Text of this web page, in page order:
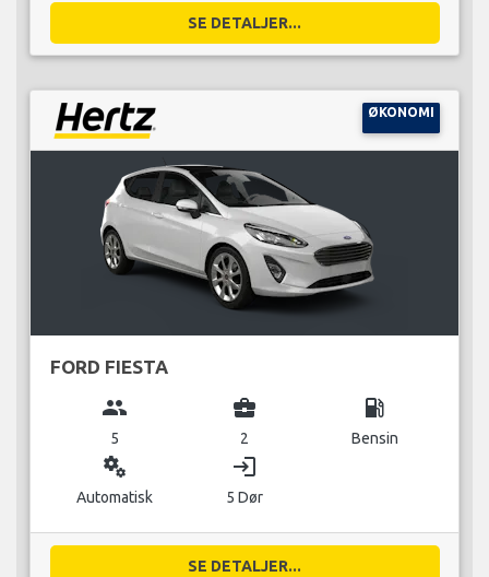
SE DETALJER...
ØKONOMI
FORD FIESTA
group
5
business_center
2
local_gas_station
Bensin
miscellaneous_services
Automatisk
login
5 Dør
SE DETALJER...